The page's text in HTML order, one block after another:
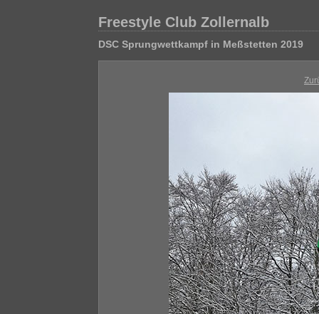
Freestyle Club Zollernalb
DSC Sprungwettkampf in Meßstetten 2019